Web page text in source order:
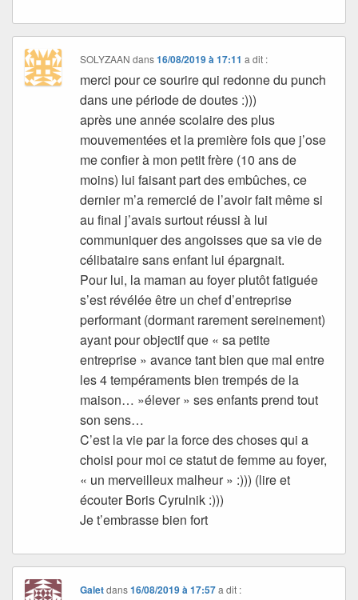
SOLYZAAN dans16/08/2019 à 17:11 a dit :
merci pour ce sourire qui redonne du punch
dans une période de doutes :)))
après une année scolaire des plus
mouvementées et la première fois que j’ose
me confier à mon petit frère (10 ans de
moins) lui faisant part des embûches, ce
dernier m’a remercié de l’avoir fait même si
au final j’avais surtout réussi à lui
communiquer des angoisses que sa vie de
célibataire sans enfant lui épargnait.
Pour lui, la maman au foyer plutôt fatiguée
s’est révélée être un chef d’entreprise
performant (dormant rarement sereinement)
ayant pour objectif que « sa petite
entreprise » avance tant bien que mal entre
les 4 tempéraments bien trempés de la
maison… »élever » ses enfants prend tout
son sens…
C’est la vie par la force des choses qui a
choisi pour moi ce statut de femme au foyer,
« un merveilleux malheur » :))) (lire et
écouter Boris Cyrulnik :)))
Je t’embrasse bien fort
Galetdans16/08/2019 à 17:57 a dit :